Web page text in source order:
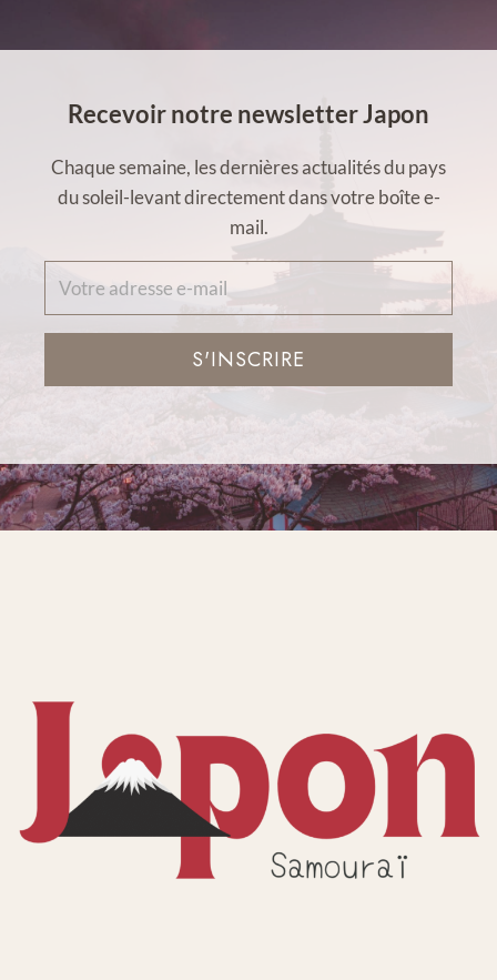
Recevoir notre newsletter Japon
Chaque semaine, les dernières actualités du pays
du soleil-levant directement dans votre boîte e-
mail.
S'INSCRIRE